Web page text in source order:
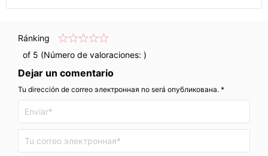
Ránking
of 5 (Número de valoraciones: )
Dejar un comentario
Tu dirección de correo электронная no será опубликована. *